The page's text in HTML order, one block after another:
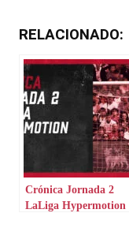
RELACIONADO:
Crónica Jornada 2
LaLiga Hypermotion